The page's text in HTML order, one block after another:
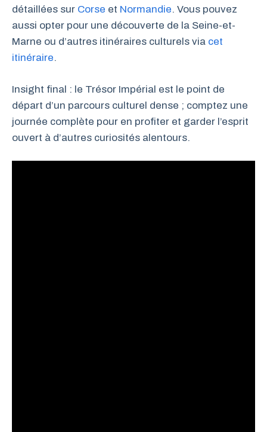
détaillées sur Corse et Normandie. Vous pouvez
aussi opter pour une découverte de la Seine-et-
Marne ou d’autres itinéraires culturels via cet
itinéraire.
Insight final : le Trésor Impérial est le point de
départ d’un parcours culturel dense ; comptez une
journée complète pour en profiter et garder l’esprit
ouvert à d’autres curiosités alentours.